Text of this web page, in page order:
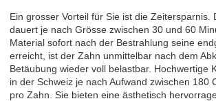
Ein grosser Vorteil für Sie ist die Zeitersparnis.
dauert je nach Grösse zwischen 30 und 60
Material sofort nach der Bestrahlung seine
erreicht, ist der Zahn unmittelbar nach dem
Betäubung wieder voll belastbar. Hochwertige
in der Schweiz je nach Aufwand zwischen 180
pro Zahn. Sie bieten eine ästhetisch